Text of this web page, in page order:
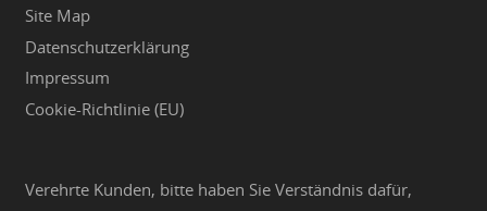
Site Map
Datenschutzerklärung
Impressum
Cookie-Richtlinie (EU)
Verehrte Kunden, bitte haben Sie Verständnis dafür,